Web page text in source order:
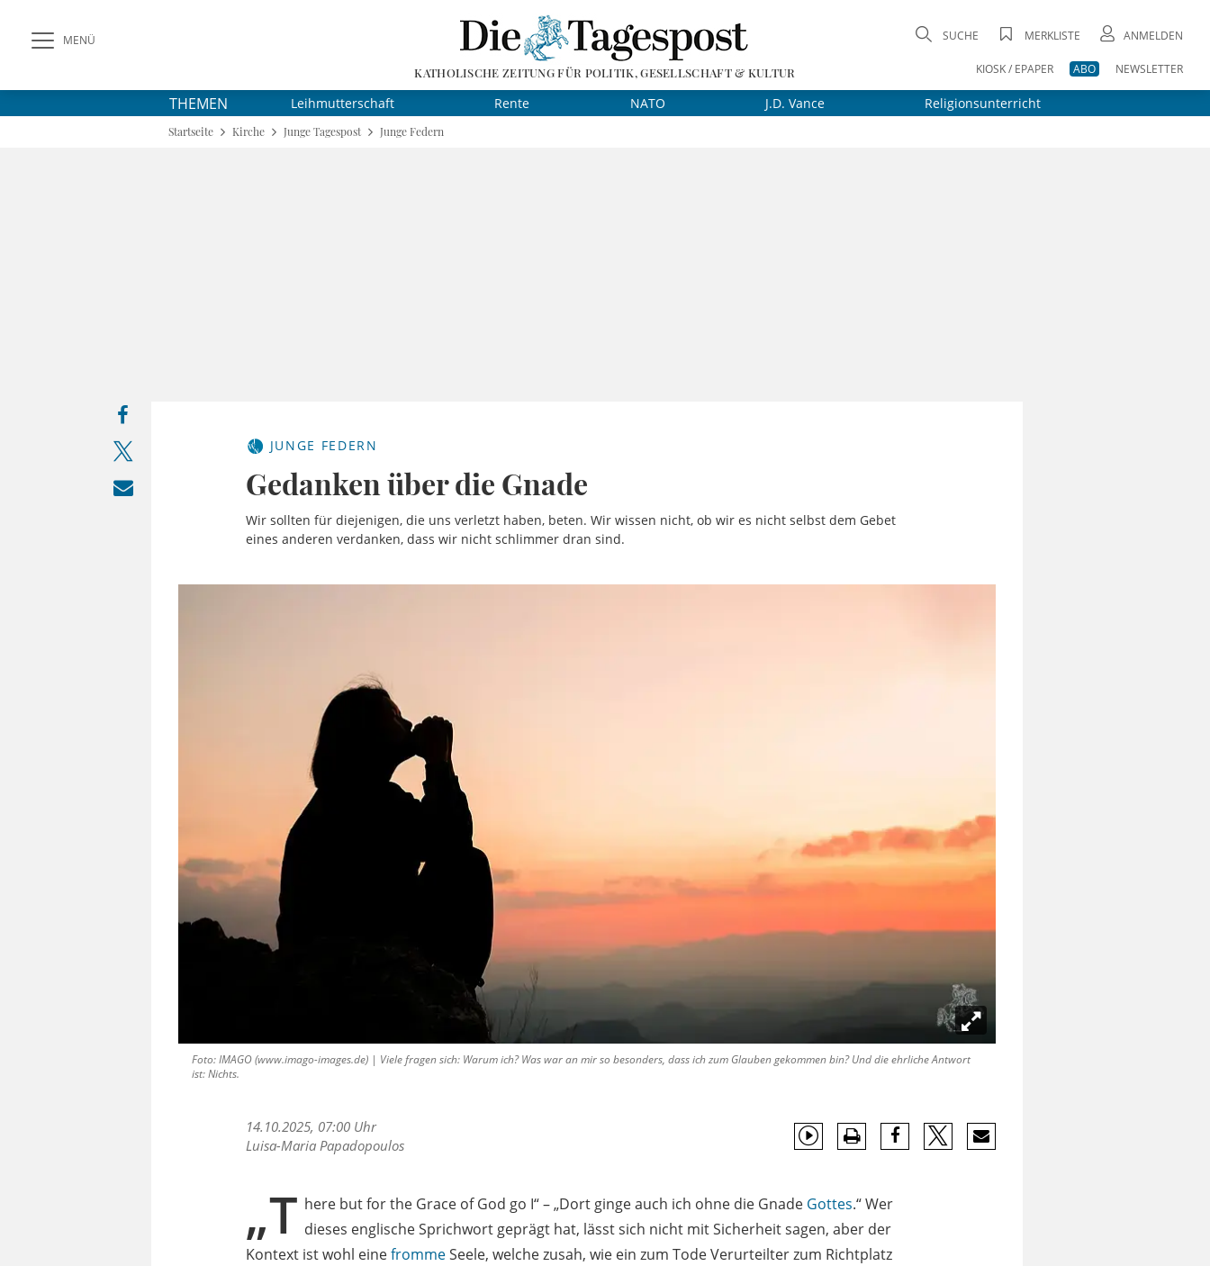
MENÜ
KATHOLISCHE ZEITUNG FÜR POLITIK, GESELLSCHAFT & KULTUR
SUCHE MERKLISTE ANMELDEN
KIOSK / EPAPER ABO NEWSLETTER
THEMEN Leihmutterschaft Rente NATO J.D. Vance Religionsunterricht
Startseite Kirche Junge Tagespost Junge Federn
JUNGE FEDERN
Gedanken über die Gnade
Wir sollten für diejenigen, die uns verletzt haben, beten. Wir wissen nicht, ob wir es nicht selbst dem Gebet
eines anderen verdanken, dass wir nicht schlimmer dran sind.
Foto: IMAGO (www.imago-images.de) | Viele fragen sich: Warum ich? Was war an mir so besonders, dass ich zum Glauben gekommen bin? Und die ehrliche Antwort
ist: Nichts.
14.10.2025, 07:00 Uhr
Luisa-Maria Papadopoulos
„T here but for the Grace of God go I“ – „Dort ginge auch ich ohne die Gnade Gottes.“ Wer
dieses englische Sprichwort geprägt hat, lässt sich nicht mit Sicherheit sagen, aber der
Kontext ist wohl einefrommeSeele, welche zusah, wie ein zum Tode Verurteilter zum Richtplatz